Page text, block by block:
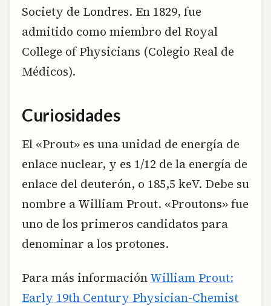
Society de Londres. En 1829, fue
admitido como miembro del Royal
College of Physicians (Colegio Real de
Médicos).
Curiosidades
El «Prout» es una unidad de energía de
enlace nuclear, y es 1/12 de la energía de
enlace del deuterón, o 185,5 keV. Debe su
nombre a William Prout. «Proutons» fue
uno de los primeros candidatos para
denominar a los protones.
Para más informaciónWilliam Prout:
Early 19th Century Physician-Chemist